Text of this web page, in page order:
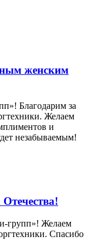
женским
Благодарим за
Желаем
и
незабываемым!
Желаем
Спасибо